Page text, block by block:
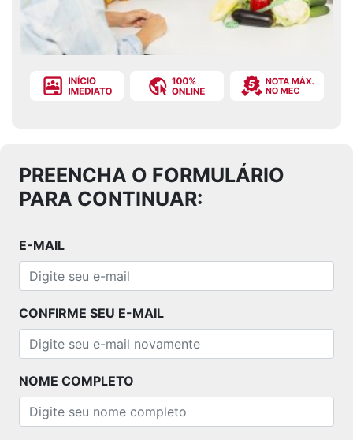
PREENCHA O FORMULÁRIO
PARA CONTINUAR:
E-MAIL
CONFIRME SEU E-MAIL
NOME COMPLETO